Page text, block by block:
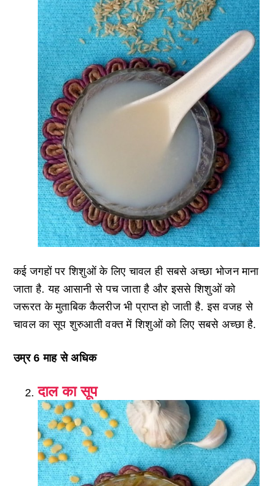
कई जगहों पर शिशुओं के लिए चावल ही सबसे अच्छा भोजन माना
जाता है. यह आसानी से पच जाता है और इससे शिशुओं को
जरूरत के मुताबिक कैलरीज भी प्राप्त हो जाती है. इस वजह से
चावल का सूप शुरुआती वक्त में शिशुओं को लिए सबसे अच्छा है.
उम्र 6 माह से अधिक
दाल का सूप